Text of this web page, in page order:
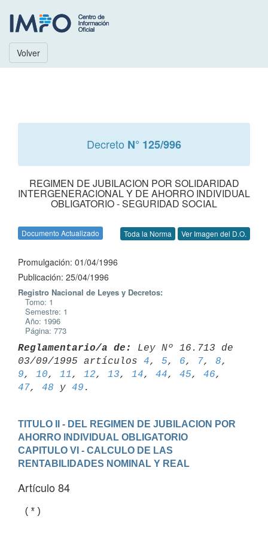
Volver
Decreto N° 125/996
REGIMEN DE JUBILACION POR SOLIDARIDAD
INTERGENERACIONAL Y DE AHORRO INDIVIDUAL
OBLIGATORIO - SEGURIDAD SOCIAL
Documento Actualizado Toda la Norma Ver Imagen del D.O.
Promulgación: 01/04/1996
Publicación: 25/04/1996
Registro Nacional de Leyes y Decretos:
Tomo: 1
Semestre: 1
Año: 1996
Página: 773
Reglamentario/a de:
Ley Nº 16.713 de
03/09/1995 artículos 4, 5, 6, 7, 8,
9, 10, 11 , 12, 13, 14, 44, 45, 46
47, 48 y 49
TITULO II - DEL REGIMEN DE JUBILACION POR
AHORRO INDIVIDUAL OBLIGATORIO
CAPITULO VI - CALCULO DE LAS
RENTABILIDADES NOMINAL Y REAL
Artículo 84